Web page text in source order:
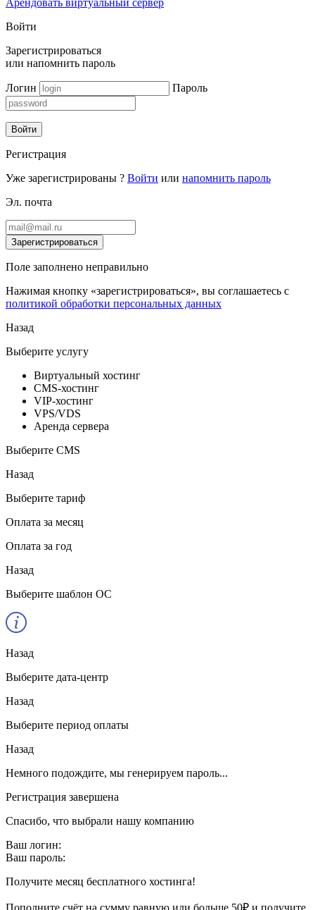
Арендовать виртуальный сервер
Войти
Зарегистрироваться
или напомнить пароль
Логин Пароль
Войти
Регистрация
Уже зарегистрированы ? Войти или напомнить пароль
Эл. почта
Зарегистрироваться
Поле заполнено неправильно
Нажимая кнопку «зарегистрироваться», вы соглашаетесь с
политикой обработки персональных данных
Назад
Выберите услугу
Виртуальный хостинг
CMS-хостинг
VIP-хостинг
VPS/VDS
Аренда сервера
Выберите CMS
Назад
Выберите тариф
Оплата за месяц
Оплата за год
Назад
Выберите шаблон ОС
Назад
Выберите дата-центр
Назад
Выберите период оплаты
Назад
Немного подождите, мы генерируем пароль...
Регистрация завершена
Спасибо, что выбрали нашу компанию
Ваш логин:
Ваш пароль:
Получите месяц бесплатного хостинга!